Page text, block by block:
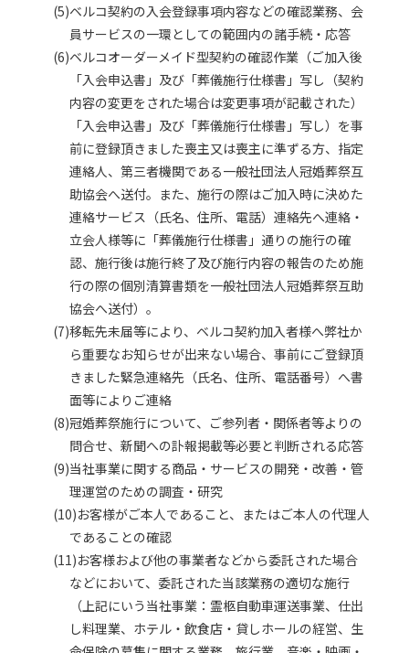
(5)ベルコ契約の入会登録事項内容などの確認業務、会
員サービスの一環としての範囲内の諸手続・応答
(6)ベルコオーダーメイド型契約の確認作業（ご加入後
「入会申込書」及び「葬儀施行仕様書」写し（契約
内容の変更をされた場合は変更事項が記載された）
「入会申込書」及び「葬儀施行仕様書」写し）を事
前に登録頂きました喪主又は喪主に準ずる方、指定
連絡人、第三者機関である一般社団法人冠婚葬祭互
助協会へ送付。また、施行の際はご加入時に決めた
連絡サービス（氏名、住所、電話）連絡先へ連絡・
立会人様等に「葬儀施行仕様書」通りの施行の確
認、施行後は施行終了及び施行内容の報告のため施
行の際の個別清算書類を一般社団法人冠婚葬祭互助
協会へ送付）。
(7)移転先未届等により、ベルコ契約加入者様へ弊社か
ら重要なお知らせが出来ない場合、事前にご登録頂
きました緊急連絡先（氏名、住所、電話番号）へ書
面等によりご連絡
(8)冠婚葬祭施行について、ご参列者・関係者等よりの
問合せ、新聞への訃報掲載等必要と判断される応答
(9)当社事業に関する商品・サービスの開発・改善・管
理運営のための調査・研究
(10)お客様がご本人であること、またはご本人の代理人
であることの確認
(11)お客様および他の事業者などから委託された場合
などにおいて、委託された当該業務の適切な施行
（上記にいう当社事業：霊柩自動車運送事業、仕出
し料理業、ホテル・飲食店・貸しホールの経営、生